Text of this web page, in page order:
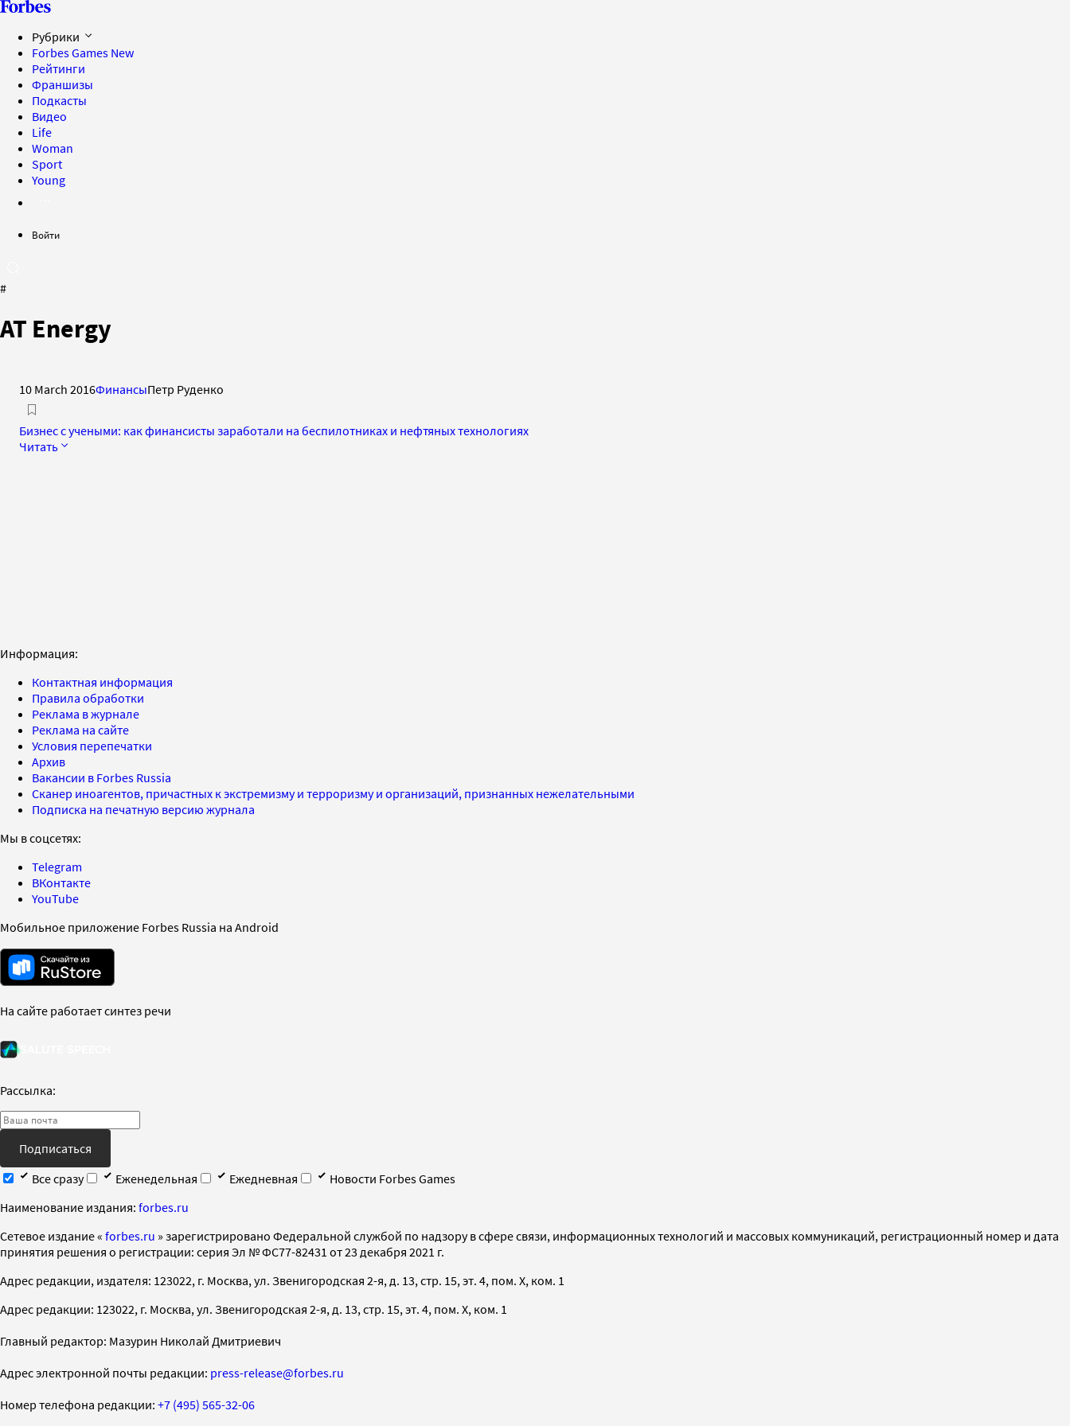
Рубрики
Forbes Games New
Рейтинги
Франшизы
Подкасты
Видео
Life
Woman
Sport
Young
Войти
#
AT Energy
10 March 2016ФинансыПетр Руденко
Бизнес с учеными: как финансисты заработали на беспилотниках и нефтяных технологиях
Читать
Информация:
Контактная информация
Правила обработки
Реклама в журнале
Реклама на сайте
Условия перепечатки
Архив
Вакансии в Forbes Russia
Сканер иноагентов, причастных к экстремизму и терроризму и организаций, признанных нежелательными
Подписка на печатную версию журнала
Мы в соцсетях:
Telegram
ВКонтакте
YouTube
Мобильное приложение Forbes Russia на Android
На сайте работает синтез речи
Рассылка:
Подписаться
Все сразу
Еженедельная Ежедневная
Новости Forbes Games
Наименование издания: forbes.ru
Cетевое издание « forbes.ru » зарегистрировано Федеральной службой по надзору в сфере связи, информационных технологий и массовых коммуникаций, регистрационный номер и дата
принятия решения о регистрации: серия Эл № ФС77-82431 от 23 декабря 2021 г.
Адрес редакции, издателя: 123022, г. Москва, ул. Звенигородская 2-я, д. 13, стр. 15, эт. 4, пом. X, ком. 1
Адрес редакции: 123022, г. Москва, ул. Звенигородская 2-я, д. 13, стр. 15, эт. 4, пом. X, ком. 1
Главный редактор: Мазурин Николай Дмитриевич
Адрес электронной почты редакции: press-release@forbes.ru
Номер телефона редакции: +7 (495) 565-32-06